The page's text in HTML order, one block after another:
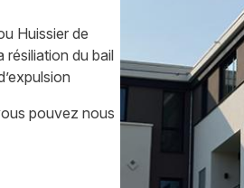
Huissier de
résiliation du bail
pouvez nous